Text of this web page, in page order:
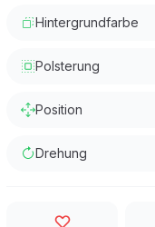
Hintergrundfarbe
Polsterung
Position
Drehung